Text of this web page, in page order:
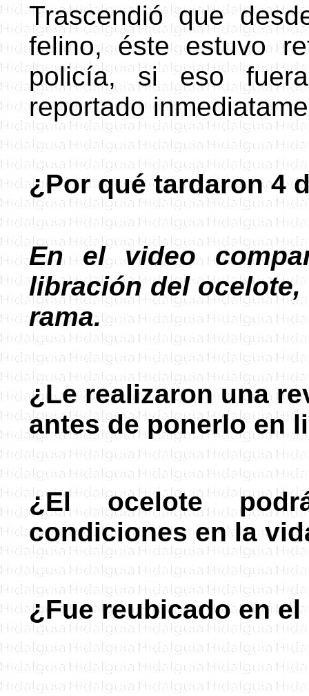
Trascendió que
felino, éste estuvo
policía, si eso
reportado
¿Por qué tardaron 4
En el video
libración del
rama.
¿Le realizaron una
antes de ponerlo en
¿El ocelote
condiciones en la
¿Fue reubicado en